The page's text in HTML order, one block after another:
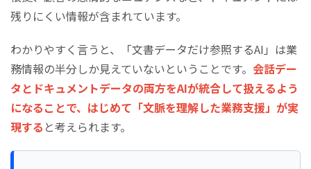
残りにくい情報が含まれています。
わかりやすく言うと、「文書データだけ参照するAI」は業
務情報の半分しか見えていないということです。 会話デー
タとドキュメントデータの両方をAIが統合して扱えるよう
になることで、はじめて「文脈を理解した業務支援」が実
現する と考えられます。